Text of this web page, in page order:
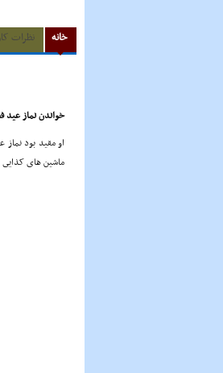
خانه نظرات
خواندن نماز عید
او مقید بود
ماشین هاى کذایى